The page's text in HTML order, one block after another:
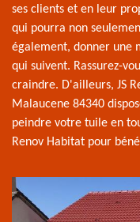
ses clients et en leur
qui pourra non
également, donner une
qui suivent. Rassurez-
craindre. D'ailleurs, JS
Malaucene 84340
peindre votre tuile en
Renov Habitat pour